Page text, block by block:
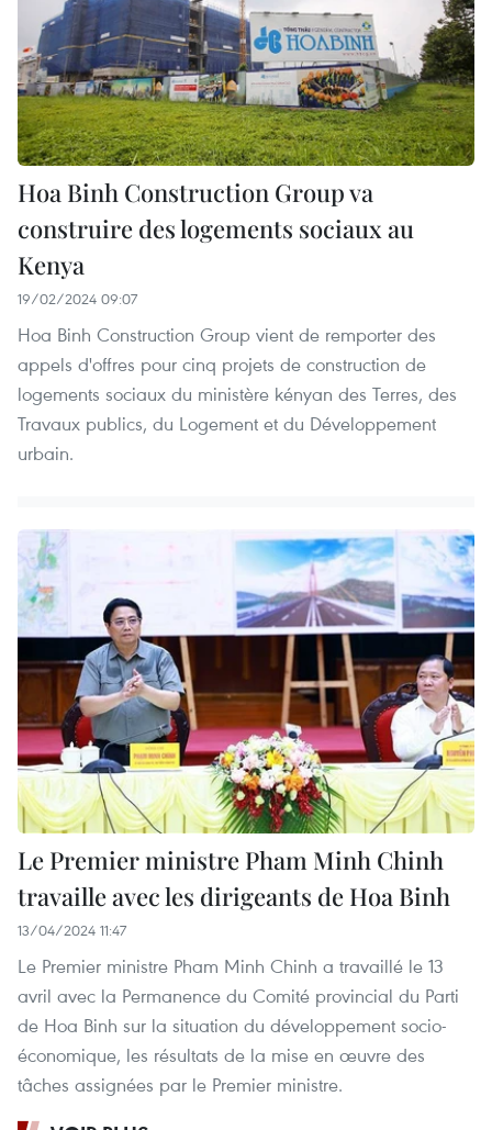
Hoa Binh Construction Group va
construire des logements sociaux au
Kenya
19/02/2024 09:07
Hoa Binh Construction Group vient de remporter des
appels d'offres pour cinq projets de construction de
logements sociaux du ministère kényan des Terres, des
Travaux publics, du Logement et du Développement
urbain.
Le Premier ministre Pham Minh Chinh
travaille avec les dirigeants de Hoa Binh
13/04/2024 11:47
Le Premier ministre Pham Minh Chinh a travaillé le 13
avril avec la Permanence du Comité provincial du Parti
de Hoa Binh sur la situation du développement socio-
économique, les résultats de la mise en œuvre des
tâches assignées par le Premier ministre.